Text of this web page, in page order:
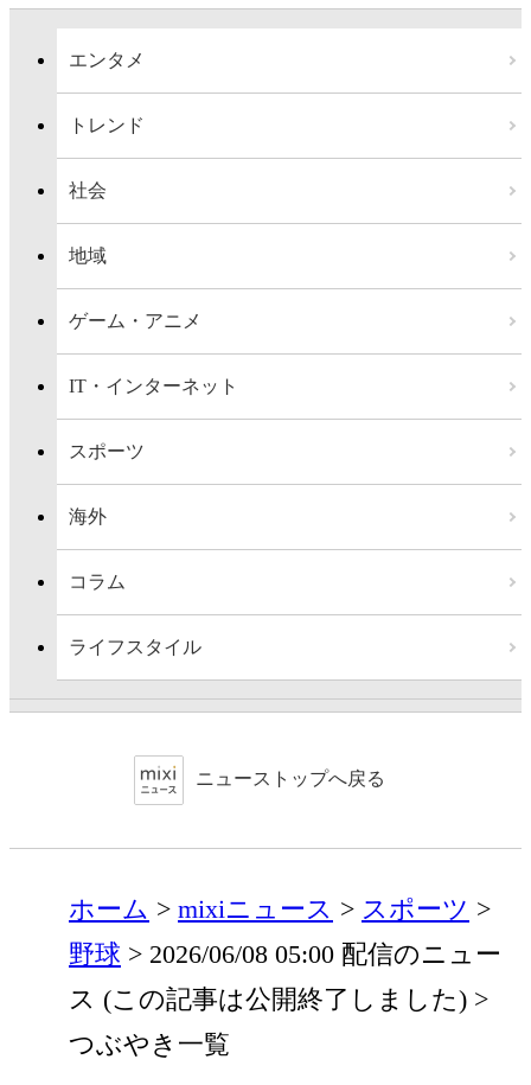
エンタメ
トレンド
社会
地域
ゲーム・アニメ
IT・インターネット
スポーツ
海外
コラム
ライフスタイル
ニューストップへ戻る
ホーム mixiニュース
スポーツ
野球
2026/06/08 05:00 配信のニュー
ス (この記事は公開終了しました)
つぶやき一覧